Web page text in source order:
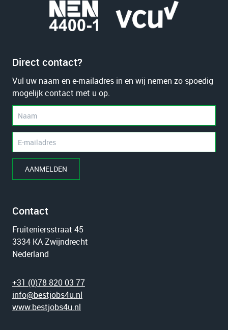
Direct contact?
Vul uw naam en e-mailadres in en wij nemen zo spoedig
mogelijk contact met u op.
AANMELDEN
Contact
Fruiteniersstraat 45
3334 KA Zwijndrecht
Nederland
+31 (0)78 820 03 77
info@bestjobs4u.nl
www.bestjobs4u.nl